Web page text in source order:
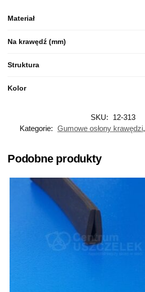
Materiał
Na krawędź (mm)
Struktura
Kolor
SKU:
12-313
Kategorie: Gumowe osłony krawędzi,
Podobne produkty